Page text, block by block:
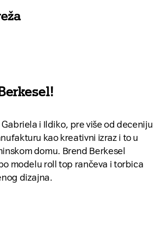
i Ildiko, pre više od deceniju
kao kreativni izraz i to u
domu. Brend Berkesel
modelu roll top rančeva i torbica
dizajna.